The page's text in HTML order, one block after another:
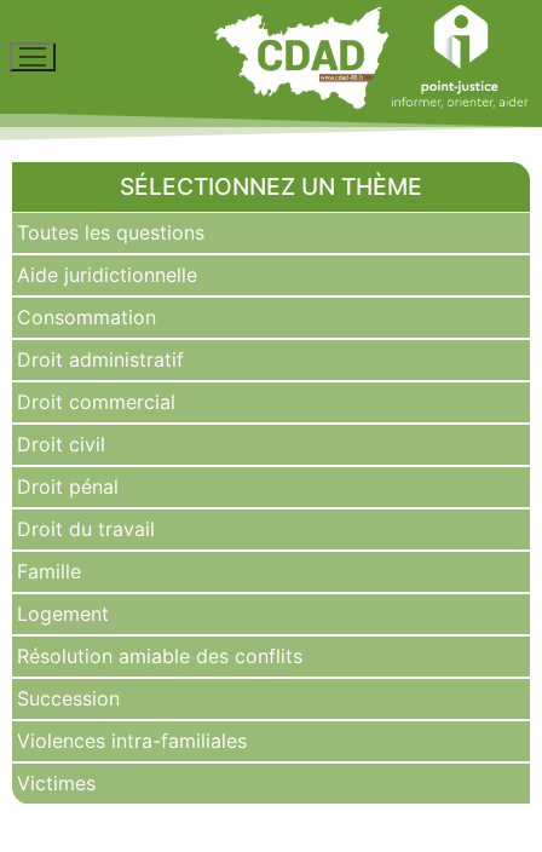
SÉLECTIONNEZ UN THÈME
Toutes les questions
Aide juridictionnelle
Consommation
Droit administratif
Droit commercial
Droit civil
Droit pénal
Droit du travail
Famille
Logement
Résolution amiable des conflits
Succession
Violences intra-familiales
Victimes